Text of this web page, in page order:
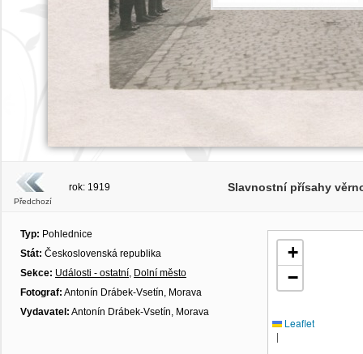
Předchozí
rok: 1919 Slavnostní přísahy
Typ: Pohlednice
Stát: Československá republika
Sekce: Události - ostatní, Dolní město
Fotograf: Antonín Drábek-Vsetín, Morava
Vydavatel: Antonín Drábek-Vsetín, Morava
+
−
Leaflet
|